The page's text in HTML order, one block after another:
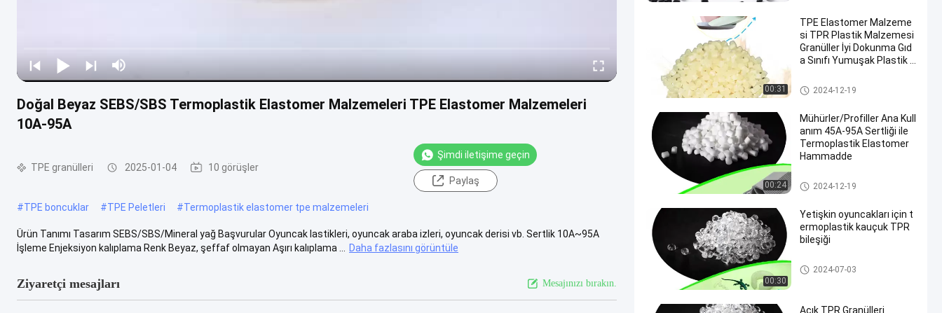
Doğal Beyaz SEBS/SBS Termoplastik Elastomer Malzemeleri TPE Elastomer Malzemeleri
10A-95A
TPE granülleri 2025-01-04 10 görüşler
Şimdi iletişime geçin
Paylaş
#TPE boncuklar #TPE Peletleri #Termoplastik elastomer tpe malzemeleri
Ürün Tanımı Tasarım SEBS/SBS/Mineral yağ Başvurular Oyuncak lastikleri, oyuncak araba izleri, oyuncak derisi vb. Sertlik 10A~95A
İşleme Enjeksiyon kalıplama Renk Beyaz, şeffaf olmayan Aşırı kalıplama ...
Daha fazlasını görüntüle
Ziyaretçi mesajları Mesajınızı bırakın.
00:31
TPE Elastomer Malzeme
si TPR Plastik Malzemesi
Granüller İyi Dokunma Gıd
a Sınıfı Yumuşak Plastik P
TPE granülleri
2024-12-19
00:24
Mühürler/Profiller Ana Kull
anım 45A-95A Sertliği ile
Termoplastik Elastomer
Hammadde
TPR hammaddesi
2024-12-19
00:30
Yetişkin oyuncakları için t
ermoplastik kauçuk TPR
bileşiği
Termoplastik Kauçuk TPR
2024-07-03
Açık TPR Granülleri